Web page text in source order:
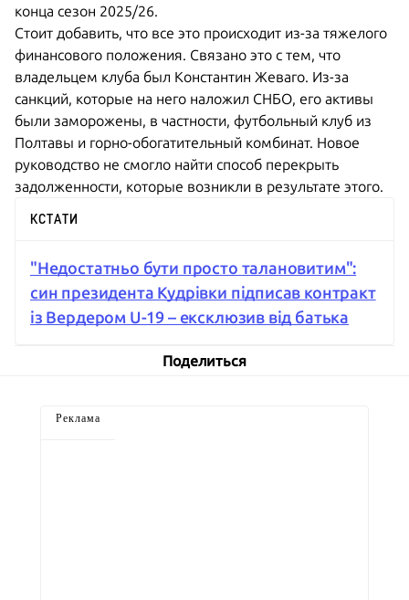
конца сезон 2025/26.
Стоит добавить, что все это происходит из-за тяжелого
финансового положения. Связано это с тем, что
владельцем клуба был Константин Жеваго. Из-за
санкций, которые на него наложил СНБО, его активы
были заморожены, в частности, футбольный клуб из
Полтавы и горно-обогатительный комбинат. Новое
руководство не смогло найти способ перекрыть
задолженности, которые возникли в результате этого.
КСТАТИ
"Недостатньо бути просто талановитим":
син президента Кудрівки підписав контракт
із Вердером U-19 – ексклюзив від батька
Поделиться
Реклама